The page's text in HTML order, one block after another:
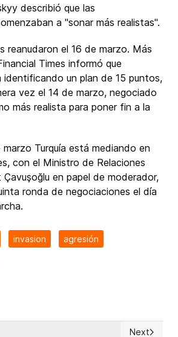
describió que las
a "sonar más realistas".
reanudaron el 16 de marzo. Más
Times informó que
identificando un plan de 15 puntos,
vez el 14 de marzo, negociado
más realista para poner fin a la
Turquía está mediando en
con el Ministro de Relaciones
en papel de moderador,
ronda de negociaciones el día
invasion agresión
Gasman, candidata de México a
Next
Next